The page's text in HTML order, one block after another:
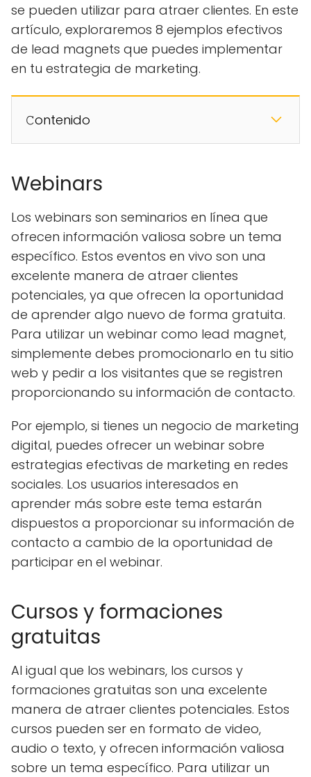
se pueden utilizar para atraer clientes. En este
artículo, exploraremos 8 ejemplos efectivos
de lead magnets que puedes implementar
en tu estrategia de marketing.
𝙲ontenido
Webinars
Los webinars son seminarios en línea que
ofrecen información valiosa sobre un tema
específico. Estos eventos en vivo son una
excelente manera de atraer clientes
potenciales, ya que ofrecen la oportunidad
de aprender algo nuevo de forma gratuita.
Para utilizar un webinar como lead magnet,
simplemente debes promocionarlo en tu sitio
web y pedir a los visitantes que se registren
proporcionando su información de contacto.
Por ejemplo, si tienes un negocio de marketing
digital, puedes ofrecer un webinar sobre
estrategias efectivas de marketing en redes
sociales. Los usuarios interesados ​​en
aprender más sobre este tema estarán
dispuestos a proporcionar su información de
contacto a cambio de la oportunidad de
participar en el webinar.
Cursos y formaciones
gratuitas
Al igual que los webinars, los cursos y
formaciones gratuitas son una excelente
manera de atraer clientes potenciales. Estos
cursos pueden ser en formato de video,
audio o texto, y ofrecen información valiosa
sobre un tema específico. Para utilizar un